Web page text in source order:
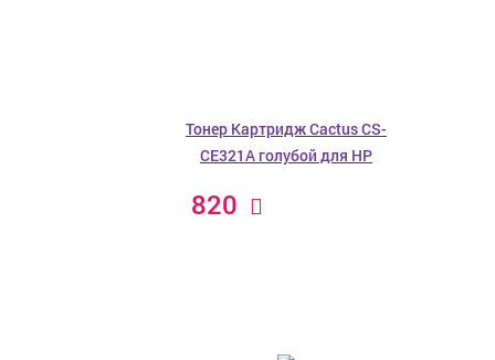
Тонер Картридж Cactus CS-
CE321A голубой для HP
820